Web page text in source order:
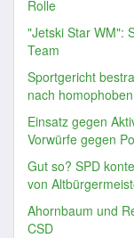
Rolle
"Jetski Star WM":
Team
Sportgericht
nach
Einsatz gegen
Vorwürfe gegen
Gut so? SPD
von
Ahornbaum und
CSD